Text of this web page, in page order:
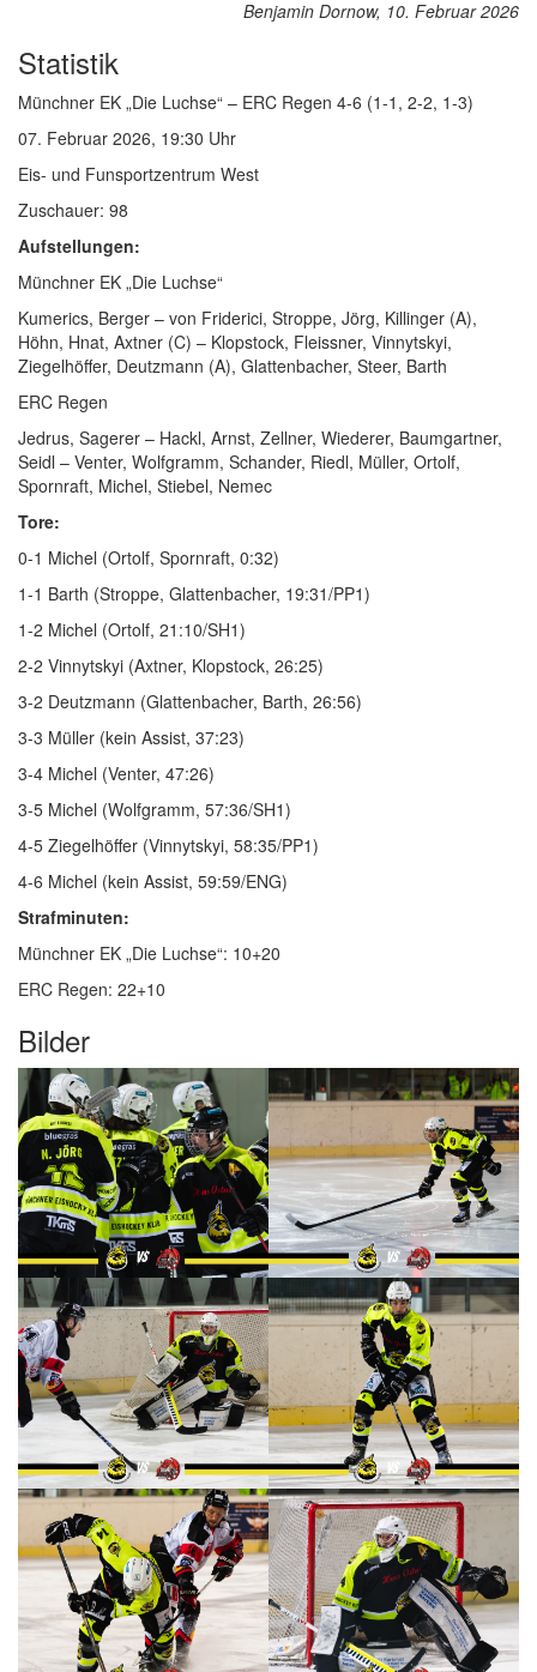
Benjamin Dornow, 10. Februar 2026
Statistik
Münchner EK „Die Luchse“ – ERC Regen 4-6 (1-1, 2-2, 1-3)
07. Februar 2026, 19:30 Uhr
Eis- und Funsportzentrum West
Zuschauer: 98
Aufstellungen:
Münchner EK „Die Luchse“
Kumerics, Berger – von Friderici, Stroppe, Jörg, Killinger (A),
Höhn, Hnat, Axtner (C) – Klopstock, Fleissner, Vinnytskyi,
Ziegelhöffer, Deutzmann (A), Glattenbacher, Steer, Barth
ERC Regen
Jedrus, Sagerer – Hackl, Arnst, Zellner, Wiederer, Baumgartner,
Seidl – Venter, Wolfgramm, Schander, Riedl, Müller, Ortolf,
Spornraft, Michel, Stiebel, Nemec
Tore:
0-1 Michel (Ortolf, Spornraft, 0:32)
1-1 Barth (Stroppe, Glattenbacher, 19:31/PP1)
1-2 Michel (Ortolf, 21:10/SH1)
2-2 Vinnytskyi (Axtner, Klopstock, 26:25)
3-2 Deutzmann (Glattenbacher, Barth, 26:56)
3-3 Müller (kein Assist, 37:23)
3-4 Michel (Venter, 47:26)
3-5 Michel (Wolfgramm, 57:36/SH1)
4-5 Ziegelhöffer (Vinnytskyi, 58:35/PP1)
4-6 Michel (kein Assist, 59:59/ENG)
Strafminuten:
Münchner EK „Die Luchse“: 10+20
ERC Regen: 22+10
Bilder